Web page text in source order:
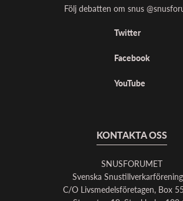
Följ debatten om snus
Twitter
Facebook
YouTube
KONTAKTA OSS
SNUSFORUMET
Svenska
C/O Livsmedelsföretagen, Box